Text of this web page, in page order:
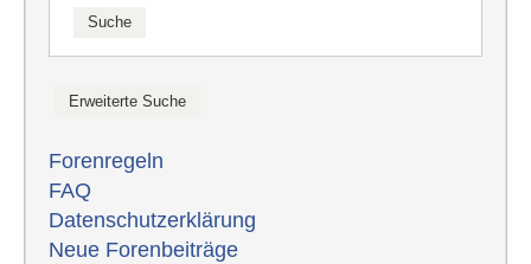
Forenregeln
FAQ
Datenschutzerklärung
Neue Forenbeiträge